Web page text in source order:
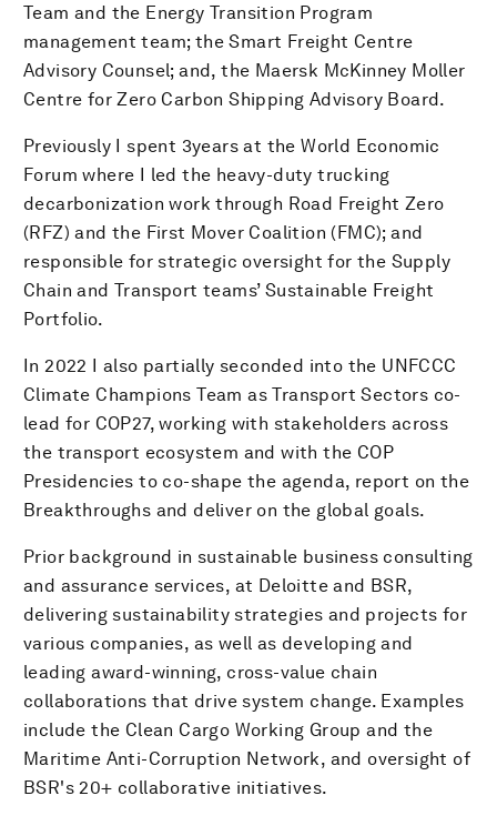
Team and the Energy Transition Program
management team; the Smart Freight Centre
Advisory Counsel; and, the Maersk McKinney Moller
Centre for Zero Carbon Shipping Advisory Board.
Previously I spent 3years at the World Economic
Forum where I led the heavy-duty trucking
decarbonization work through Road Freight Zero
(RFZ) and the First Mover Coalition (FMC); and
responsible for strategic oversight for the Supply
Chain and Transport teams’ Sustainable Freight
Portfolio.
In 2022 I also partially seconded into the UNFCCC
Climate Champions Team as Transport Sectors co-
lead for COP27, working with stakeholders across
the transport ecosystem and with the COP
Presidencies to co-shape the agenda, report on the
Breakthroughs and deliver on the global goals.
Prior background in sustainable business consulting
and assurance services, at Deloitte and BSR,
delivering sustainability strategies and projects for
various companies, as well as developing and
leading award-winning, cross-value chain
collaborations that drive system change. Examples
include the Clean Cargo Working Group and the
Maritime Anti-Corruption Network, and oversight of
BSR's 20+ collaborative initiatives.